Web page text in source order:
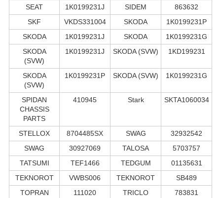
SEAT
1K0199231J SIDEM
863632
SKF
VKDS331004 SKODA
1K0199231P
SKODA
1K0199231J SKODA
1K0199231G
SKODA
(SVW)
1K0199231J SKODA (SVW) 1KD199231
SKODA
(SVW)
1K0199231P SKODA (SVW) 1K0199231G
SPIDAN
CHASSIS
PARTS
410945 Stark SKTA1060034
STELLOX 8704485SX SWAG
32932542
SWAG
30927069 TALOSA
5703757
TATSUMI
TEF1466 TEDGUM
01135631
TEKNOROT
VWBS006 TEKNOROT
SB489
TOPRAN
111020 TRICLO
783831